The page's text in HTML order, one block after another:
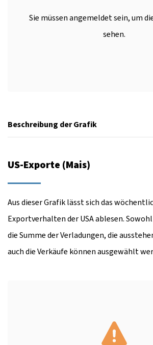
Sie müssen angemeldet sein, um
sehen.
Beschreibung der Grafik
US-Exporte (Mais)
Aus dieser Grafik lässt sich das
Exportverhalten der USA ablesen.
die Summe der Verladungen, die
auch die Verkäufe können ausgewählt